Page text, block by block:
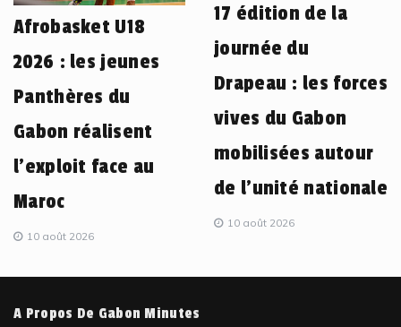
Afrobasket U18
2026 : les jeunes
Panthères du
Gabon réalisent
l’exploit face au
Maroc
10 août 2026
17 édition de la
journée du
Drapeau : les forces
vives du Gabon
mobilisées autour
de l’unité nationale
10 août 2026
A Propos De Gabon Minutes